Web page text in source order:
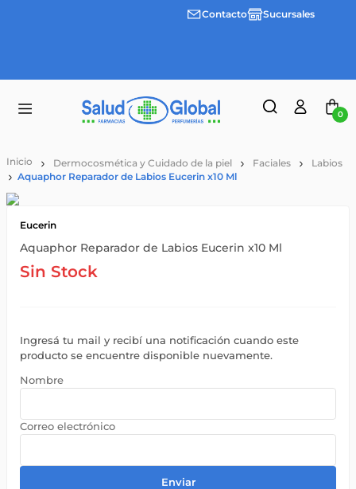
Envíos
3 cuotas Contacto Sucursales
0
Dermocosmética y Cuidado de la piel Faciales
Labios
Aquaphor Reparador de Labios Eucerin x10 Ml
Eucerin
Aquaphor Reparador de Labios Eucerin x10 Ml
Sin Stock
Ingresá tu mail y recibí una notificación cuando este
producto se encuentre disponible nuevamente.
Enviar